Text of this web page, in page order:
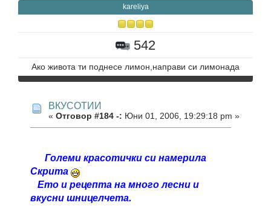
kareliya
542
Ако живота ти поднесе лимон,направи си лимонада
ВКУСОТИИ
« Отговор #184 -: Юни 01, 2006, 19:29:18 pm »
Големи красотички си намерила
Скрита
Ето и рецепта на много лесни и
вкусни шницелчета.